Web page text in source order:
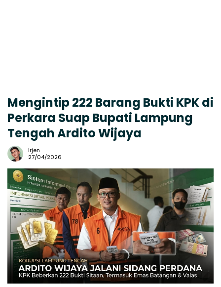
Mengintip 222 Barang Bukti KPK di
Perkara Suap Bupati Lampung
Tengah Ardito Wijaya
Irjen
27/04/2026